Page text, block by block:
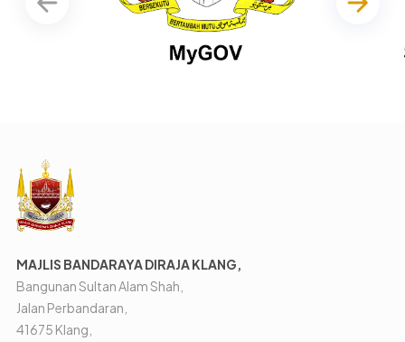
MAJLIS BANDARAYA DIRAJA KLANG,
Bangunan Sultan Alam Shah,
Jalan Perbandaran,
41675 Klang,